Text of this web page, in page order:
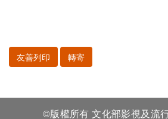
友善列印 轉寄
©版權所有 文化部影視及流